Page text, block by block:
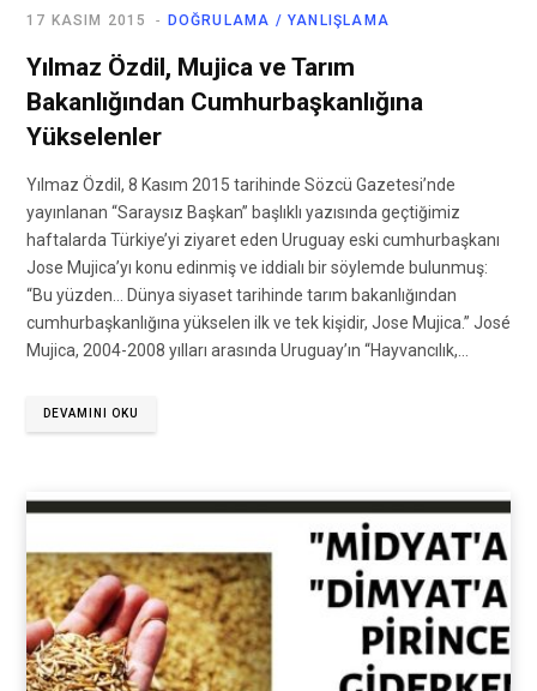
DOĞRULAMA / YANLIŞLAMA
17 KASIM 2015
Yılmaz Özdil, Mujica ve Tarım
Bakanlığından Cumhurbaşkanlığına
Yükselenler
Yılmaz Özdil, 8 Kasım 2015 tarihinde Sözcü Gazetesi’nde
yayınlanan “Saraysız Başkan” başlıklı yazısında geçtiğimiz
haftalarda Türkiye’yi ziyaret eden Uruguay eski cumhurbaşkanı
Jose Mujica’yı konu edinmiş ve iddialı bir söylemde bulunmuş:
“Bu yüzden… Dünya siyaset tarihinde tarım bakanlığından
cumhurbaşkanlığına yükselen ilk ve tek kişidir, Jose Mujica.” José
Mujica, 2004-2008 yılları arasında Uruguay’ın “Hayvancılık,…
DEVAMINI OKU